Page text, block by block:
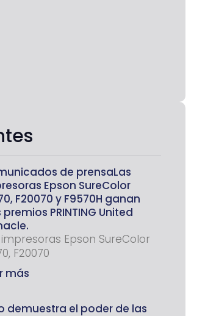
de prensaLas
Epson SureColor
F20070 y F9570H ganan
premios PRINTING United
impresoras Epson SureColor
F20070
más
demuestra el poder de las